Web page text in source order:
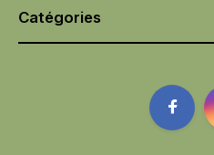
Catégories